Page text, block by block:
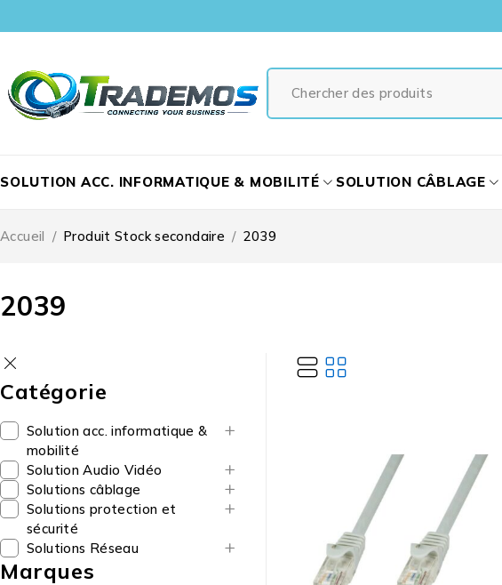
SOLUTION ACC. INFORMATIQUE & MOBILITÉ SOLUTION CÂBLAGE
2039
Accueil / Produit Stock secondaire / 2039
Catégorie
Solution acc. informatique &
mobilité
Solution Audio Vidéo
Solutions câblage
Solutions protection et
sécurité
Solutions Réseau
Marques